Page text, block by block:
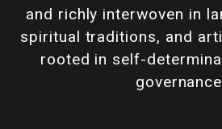
and richly interwoven in
spiritual traditions, and
rooted in self-